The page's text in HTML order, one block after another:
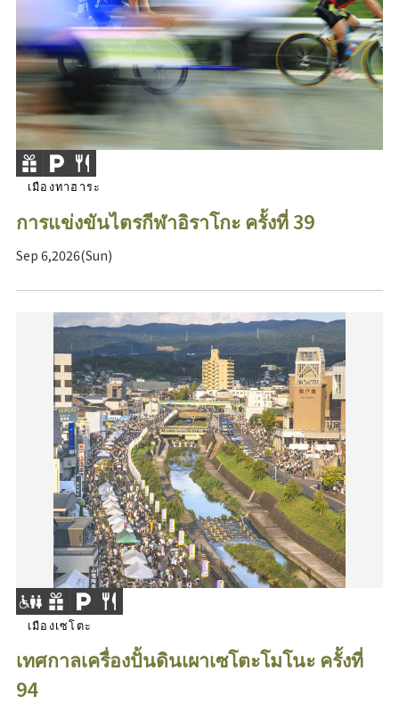
เมืองทาฮาระ
การแข่งขันไตรกีฬาอิราโกะ ครั้งที่ 39
Sep 6,2026(Sun)
เมืองเซโตะ
เทศกาลเครื่องปั้นดินเผาเซโตะโมโนะ ครั้งที่
94